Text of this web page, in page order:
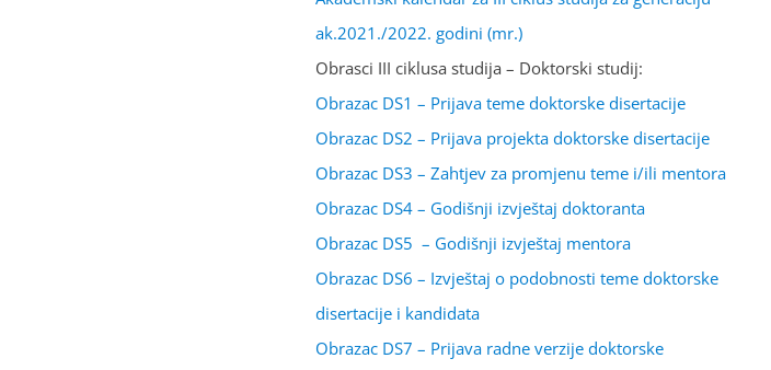
ak.2021./2022. godini (mr.)
Obrasci III ciklusa studija – Doktorski studij:
Obrazac DS1 – Prijava teme doktorske disertacije
Obrazac DS2 – Prijava projekta doktorske disertacije
Obrazac DS3 – Zahtjev za promjenu teme i/ili mentora
Obrazac DS4 – Godišnji izvještaj doktoranta
Obrazac DS5 – Godišnji izvještaj mentora
Obrazac DS6 – Izvještaj o podobnosti teme doktorske
disertacije i kandidata
Obrazac DS7 – Prijava radne verzije doktorske